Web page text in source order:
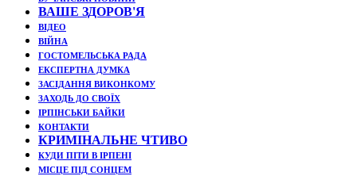
ВАШЕ ЗДОРОВ'Я
ВІДЕО
ВІЙНА
ГОСТОМЕЛЬСЬКА РАДА
ЕКСПЕРТНА ДУМКА
ЗАСІДАННЯ ВИКОНКОМУ
ЗАХОДЬ ДО СВОЇХ
ІРПІНСЬКИ БАЙКИ
КОНТАКТИ
КРИМІНАЛЬНЕ ЧТИВО
КУДИ ПІТИ В ІРПЕНІ
МІСЦЕ ПІД СОНЦЕМ